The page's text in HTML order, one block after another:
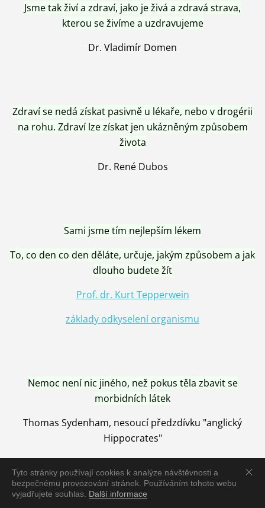
Tyto stránky používají cookies k analýze návštěvnosti a
bezpečnému provozování stránek. Používáním tohoto webu
vyjadřujete souhlas. Další informace
Jsme tak živí a zdraví, jako je živá a zdravá strava,
kterou se živíme a uzdravujeme
Dr. Vladimír Domen
Zdraví se nedá získat pasivně u lékaře, nebo v drogérii
na rohu. Zdraví lze získat jen ukázněným způsobem
života
Dr. René Dubos
Sami jsme tím nejlepším lékem
To, co den co den děláte, určuje, jakým způsobem a jak
dlouho budete žít
Prof. dr. Kurt Tepperwein
základy odkyselení organismu
Nemoc není nic jiného, než pokus těla zbavit se
morbidních látek
Thomas Sydenham, nesoucí předzdívku "anglický
Hippocrates"
Nemoc je vyléčena jen pomocí Přírody, neutralizací a